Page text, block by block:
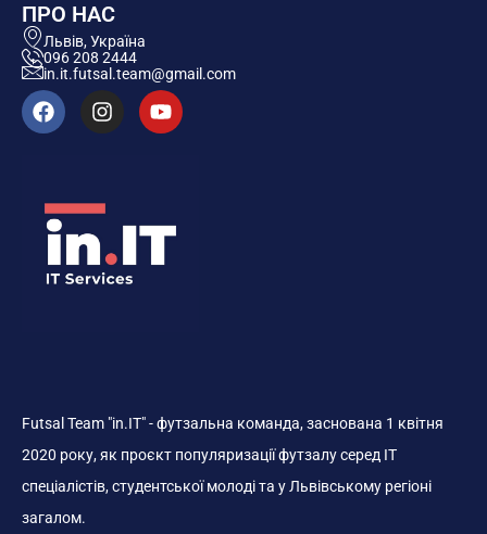
ПРО НАС
Львів, Україна
096 208 2444
in.it.futsal.team@gmail.com
Futsal Team "in.IT" - футзальна команда, заснована 1 квітня
2020 року, як проєкт популяризації футзалу серед ІТ
спеціалістів, студентської молоді та у Львівському регіоні
загалом.